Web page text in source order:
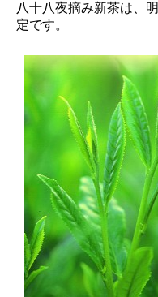
八十八夜摘み新茶は、
定です。